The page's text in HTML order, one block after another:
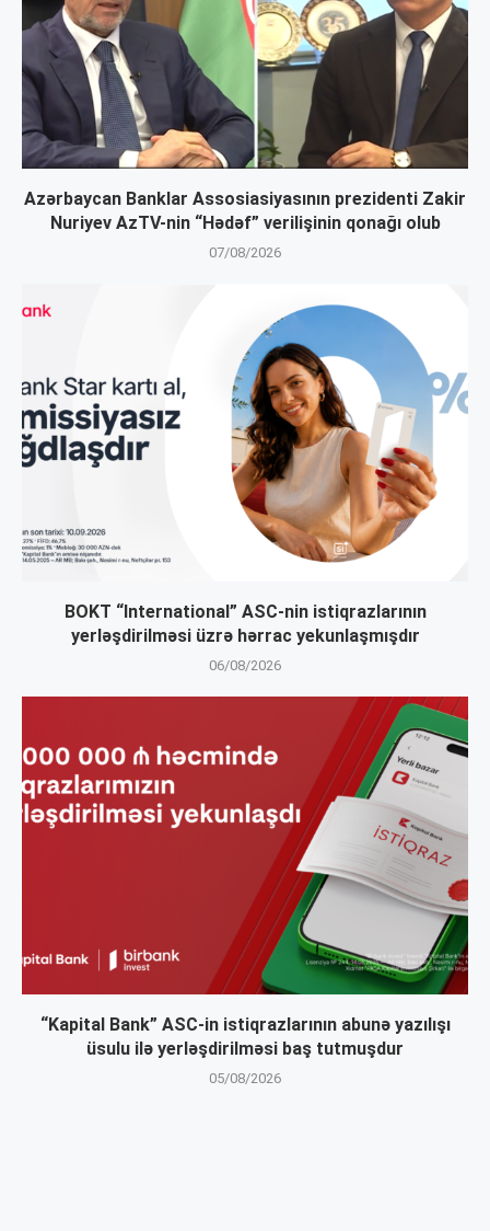
Azərbaycan Banklar Assosiasiyasının prezidenti Zakir
Nuriyev AzTV-nin “Hədəf” verilişinin qonağı olub
07/08/2026
BOKT “International” ASC-nin istiqrazlarının
yerləşdirilməsi üzrə hərrac yekunlaşmışdır
06/08/2026
“Kapital Bank” ASC-in istiqrazlarının abunə yazılışı
üsulu ilə yerləşdirilməsi baş tutmuşdur
05/08/2026